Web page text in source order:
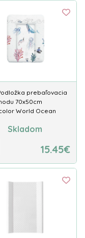
prebaľovacia
70x50cm
World Ocean
Skladom
15.45€